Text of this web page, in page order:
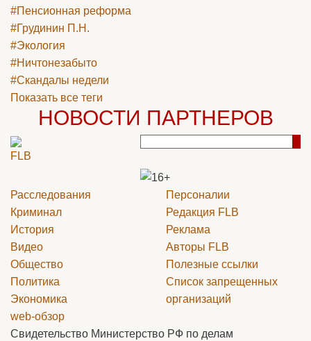
#Пенсионная реформа
#Грудинин П.Н.
#Экология
#Ничтонезабыто
#Скандалы недели
Показать все теги
НОВОСТИ ПАРТНЕРОВ
Расследования
Криминал
История
Видео
Общество
Политика
Экономика
web-обзор
Персоналии
Редакция FLB
Реклама
Авторы FLB
Полезные ссылки
Список запрещенных
организаций
Свидетельство Министерство РФ по делам